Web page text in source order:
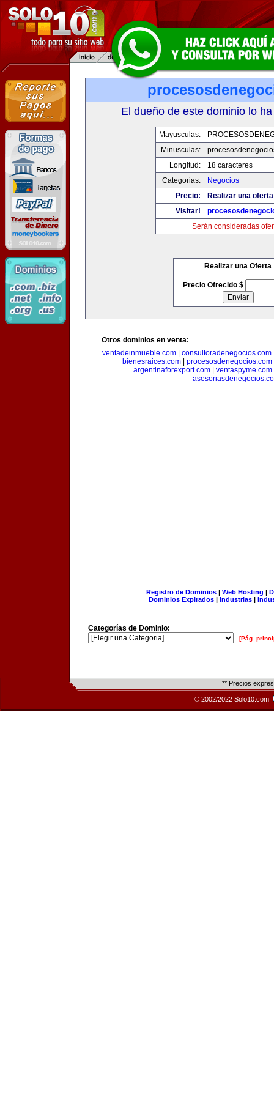
El dueño de este dominio lo
Mayusculas:
Minusculas:
Longitud:
18 caracteres
Categorias:
Negocios
Precio:
Realizar una
Visitar!
Serán consideradas
Realizar una Oferta
Precio Ofrecido $
Otros dominios en venta:
ventadeinmueble.com| consultoradenegocios.com
bienesraices.com
procesosdenegocios.com
argentinaforexport.com| ventaspyme.com
Registro de Dominios| Web Hosting |
Dominios Expirados | Industrias |
Categorías de Dominio:
[Pág.
** Precios
© 2002/2022 Solo10.com